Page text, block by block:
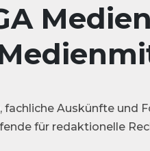
Auskünfte und
für redaktionelle